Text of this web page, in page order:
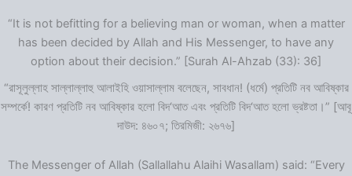
“It is not befitting for a believing man or woman, when a matter
has been decided by Allah and His Messenger, to have any
option about their decision.” [Surah Al-Ahzab (33): 36]
“রাসূলুল্লাহ সাল্লাল্লাহু আলাইহি ওয়াসাল্লাম বলেছেন, সাবধান! (ধর্মে) প্রতিটি নব আবিষ্কার
সম্পর্কে! কারণ প্রতিটি নব আবিষ্কার হলো বিদ‘আত এবং প্রতিটি বিদ‘আত হলো ভ্রষ্টতা।” [আবূ
দাউদ: ৪৬০৭; তিরমিজী: ২৬৭৬]
The Messenger of Allah (Sallallahu Alaihi Wasallam) said: “Every